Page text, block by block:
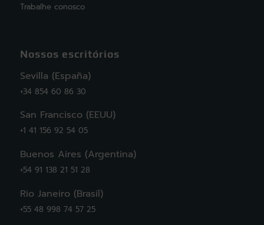
Trabalhe conosco
Nossos escritórios
Sevilla (España)
+34 854 60 86 30
San Francisco (EEUU)
+1 41 156 92 54 05
Buenos Aires (Argentina)
+54 91 138 21 51 28
Rio Janeiro (Brasil)
+55 48 998 74 57 25